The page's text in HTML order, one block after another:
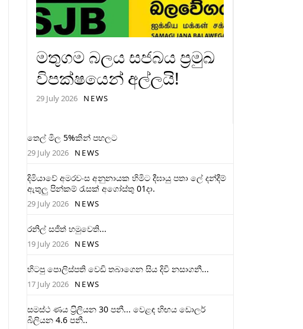
මතුගම බලය සජබය ප්‍රමුඛ
විපක්ෂයෙන් අල්ලයි!
29 July 2026 NEWS
තෙල් මිල 5%කින් පහලට
29 July 2026 NEWS
දිමියාවේ අමරවංස අනුනායක හිමිට දීඝායු පතා ලේ දන්දීම්
ඇතුලු පින්කම් රැසක් අගෝස්තු 01දා.
29 July 2026 NEWS
රනිල් සජිත් හමුවෙති...
19 July 2026 NEWS
හිටපු පොලිස්පති වෙඩි තබාගෙන සිය දිවි නසාගනී...
17 July 2026 NEWS
සමස්ථ ණය ට‍්‍රිලියන 30 පනී... වෙළඳ හිඟය ඩොලර්
බිලියන 4.6 පනී..